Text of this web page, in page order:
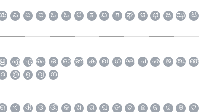
ಎ ಏ ಐ ಒ ಓ ಔ ಕ ಖ ಗ ಘ ಚ ಛ ಜ ಝ ಟ
ഋ എ ഏ ഐ ഒ ഓ ഔ ക ഖ ഗ ഘ ച ഛ ജ ഝ ഞ
൪ ൫ ൭ ൮ ൯
ଋ ଏ ଐ ଓ ଔ କ ଖ ଗ ଘ ଙ ଚ ଛ ଜ ଝ ଞ ଟ